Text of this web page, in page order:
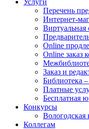
Услуги
Перечень
Интернет-
Виртуальная
Online
Online заказ
Заказ и
Библиотека
Платные
Бесплатная
Конкурсы
Вологодская
Коллегам